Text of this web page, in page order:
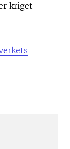
kriget